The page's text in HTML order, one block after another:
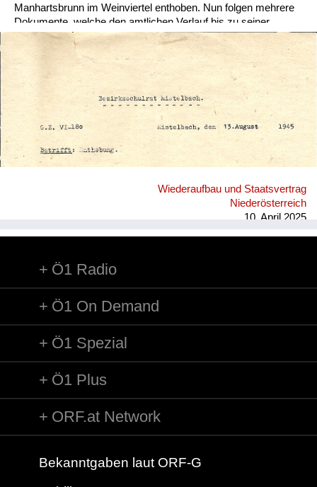
Manhartsbrunn im Weinviertel enthoben. Nun folgen mehrere
Dokumente, welche den amtlichen Verlauf bis zu seiner
Rehabilitierung nachvollziehen.
Wiederaufbau und Staatsvertrag
Niederösterreich
10. April 2025
Ö1 Radio
Ö1 On Demand
Ö1 Spezial
Ö1 Plus
ORF.at Network
Bekanntgaben laut ORF-G